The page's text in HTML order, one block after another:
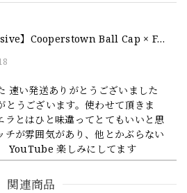
【Exclusive】Cooperstown Ball Cap × FAR EAST SIGNAL "NSN / NY" NAVY×WHITE Made in USA 別注 新品 クーパーズタウンボールキャップ 6パネル 紺
速い発送ありがとうございました
とうございます。使わせて頂きま
ラとはひと味違ってとてもいいと思
チが雰囲気があり、他とかぶらない
YouTube 楽しみにしてます
関連商品